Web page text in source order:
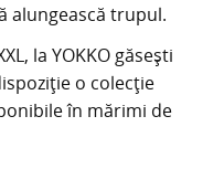
alungească trupul.
la YOKKO găsești
o colecție
în mărimi de